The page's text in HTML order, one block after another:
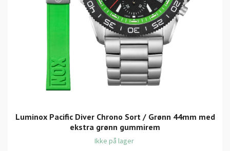
Luminox Pacific Diver Chrono Sort / Grønn 44mm med
ekstra grønn gummirem
Ikke på lager